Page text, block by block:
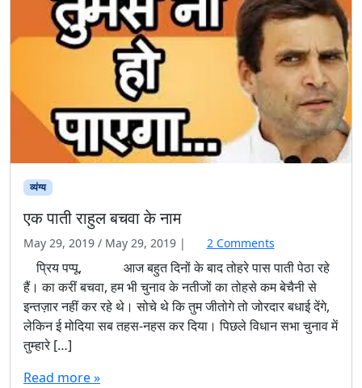
व्यंग्य
एक पाती राहुल बचवा के नाम
May 29, 2019 / May 29, 2019 | 2 Commentso
ए
क
पा
ती
प्रिय पप्पू, आज बहुत दिनों के बाद तोहरे पास पाती पेठा रहे
हैं। का करीं बचवा, हम भी चुनाव के नतीजों का तोहसे कम बेचैनी से
इन्तज़ार नहीं कर रहे थे। सोचे थे कि तुम जीतोगे तो जोरदार बधाई देंगे,
लेकिन ई मोदिया सब तहस-नहस कर दिया। पिछले विधान सभा चुनाव में
तुम्हारे […]
Read more »